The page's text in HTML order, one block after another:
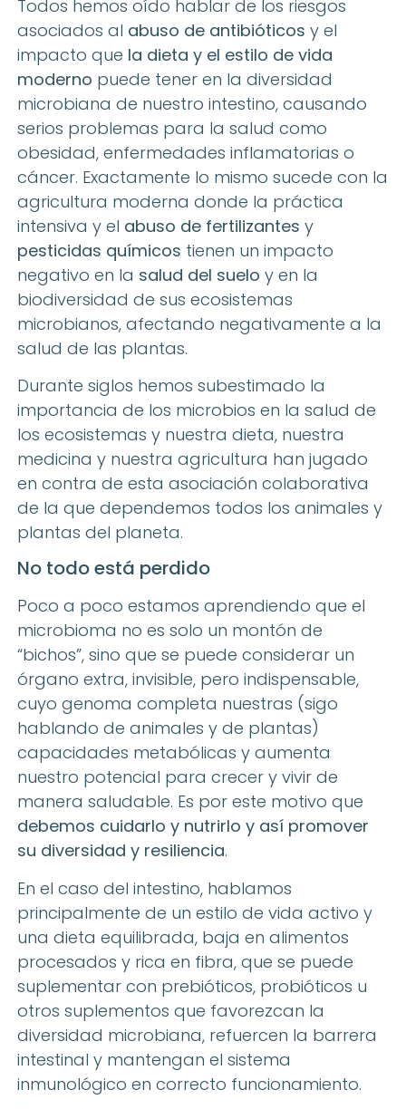
Todos hemos oído hablar de los riesgos
asociados al abuso de antibióticos y el
impacto que la dieta y el estilo de vida
moderno puede tener en la diversidad
microbiana de nuestro intestino, causando
serios problemas para la salud como
obesidad, enfermedades inflamatorias o
cáncer. Exactamente lo mismo sucede con la
agricultura moderna donde la práctica
intensiva y el abuso de fertilizantes y
pesticidas químicos tienen un impacto
negativo en la salud del suelo y en la
biodiversidad de sus ecosistemas
microbianos, afectando negativamente a la
salud de las plantas.
Durante siglos hemos subestimado la
importancia de los microbios en la salud de
los ecosistemas y nuestra dieta, nuestra
medicina y nuestra agricultura han jugado
en contra de esta asociación colaborativa
de la que dependemos todos los animales y
plantas del planeta.
No todo está perdido
Poco a poco estamos aprendiendo que el
microbioma no es solo un montón de
“bichos”, sino que se puede considerar un
órgano extra, invisible, pero indispensable,
cuyo genoma completa nuestras (sigo
hablando de animales y de plantas)
capacidades metabólicas y aumenta
nuestro potencial para crecer y vivir de
manera saludable. Es por este motivo que
debemos cuidarlo y nutrirlo y así promover
su diversidad y resiliencia.
En el caso del intestino, hablamos
principalmente de un estilo de vida activo y
una dieta equilibrada, baja en alimentos
procesados y rica en fibra, que se puede
suplementar con prebióticos, probióticos u
otros suplementos que favorezcan la
diversidad microbiana, refuercen la barrera
intestinal y mantengan el sistema
inmunológico en correcto funcionamiento.